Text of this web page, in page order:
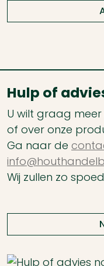
Hulp of
U wilt graag
of over onze
Ga naar de
Wij zullen zo